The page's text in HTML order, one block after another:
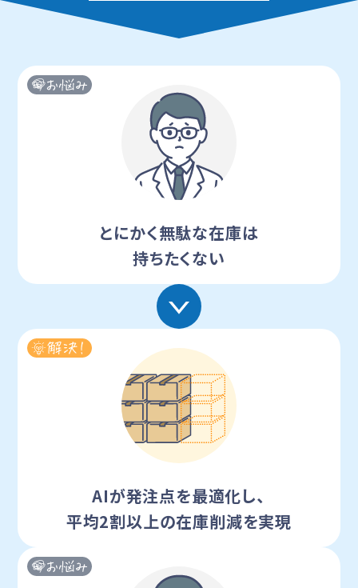
とにかく無駄な在庫は
持ちたくない
AIが発注点を最適化し、
平均2割以上の在庫削減を実現